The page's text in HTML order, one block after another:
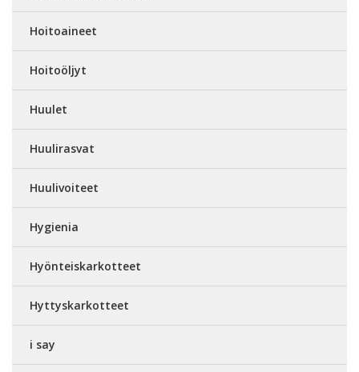
Hoitoaineet
Hoitoöljyt
Huulet
Huulirasvat
Huulivoiteet
Hygienia
Hyönteiskarkotteet
Hyttyskarkotteet
i say